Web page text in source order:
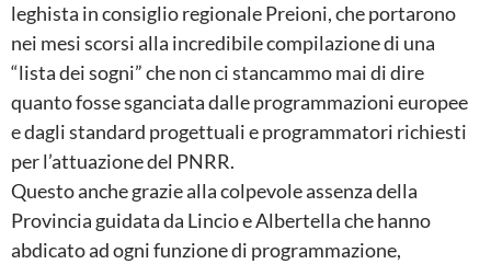
leghista in consiglio regionale Preioni, che portarono
nei mesi scorsi alla incredibile compilazione di una
“lista dei sogni” che non ci stancammo mai di dire
quanto fosse sganciata dalle programmazioni europee
e dagli standard progettuali e programmatori richiesti
per l’attuazione del PNRR.
Questo anche grazie alla colpevole assenza della
Provincia guidata da Lincio e Albertella che hanno
abdicato ad ogni funzione di programmazione,